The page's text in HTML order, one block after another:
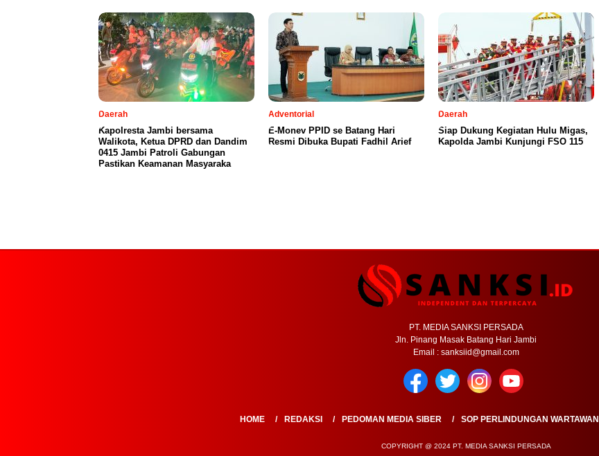
Daerah
Kapolresta Jambi bersama
Walikota, Ketua DPRD dan Dandim
0415 Jambi Patroli Gabungan
Pastikan Keamanan Masyaraka
Adventorial
E-Monev PPID se Batang Hari
Resmi Dibuka Bupati Fadhil Arief
Daerah
Siap Dukung Kegiatan Hulu Migas,
Kapolda Jambi Kunjungi FSO 115
PT. MEDIA SANKSI PERSADA
Jln. Pinang Masak Batang Hari Jambi
Email : sanksiid@gmail.com
HOME REDAKSI PEDOMAN MEDIA SIBER SOP PERLINDUNGAN WARTAWAN
COPYRIGHT @ 2024 PT. MEDIA SANKSI PERSADA